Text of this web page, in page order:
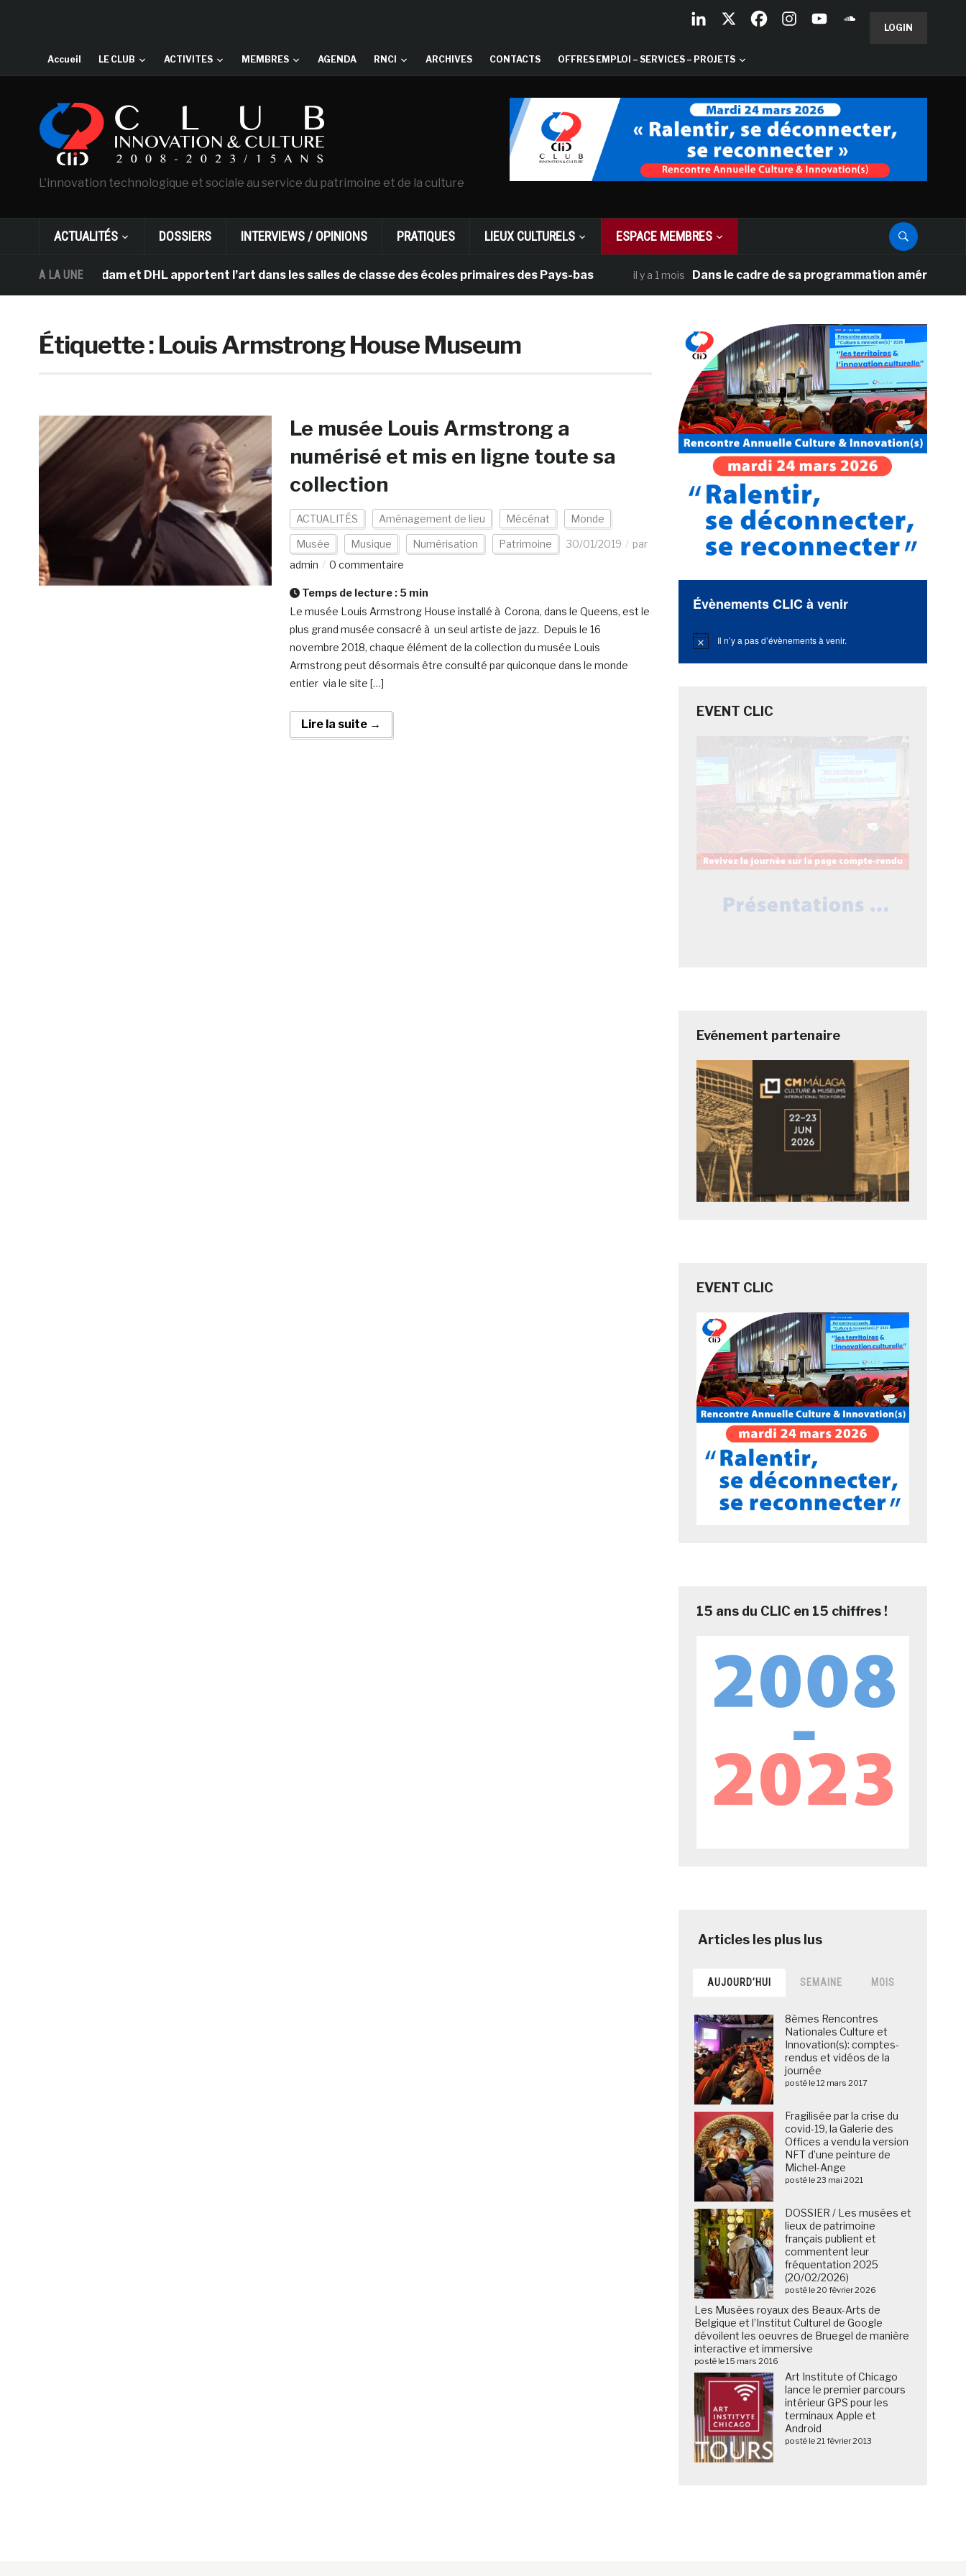
LOGIN
Accueil LE CLUB ACTIVITES MEMBRES AGENDA RNCI ARCHIVES CONTACTS OFFRES EMPLOI – SERVICES – PROJETS
L'innovation technologique et sociale au service du patrimoine et de la culture
ACTUALITÉS DOSSIERS INTERVIEWS / OPINIONS PRATIQUES LIEUX CULTURELS ESPACE MEMBRES
A LA UNE
d’Amsterdam et DHL apportent l’art dans les salles de classe des écoles primaires des Pays-bas il y a 1 mois Dans le cadre de sa programmation américaine,
Étiquette :Louis Armstrong House Museum
Le musée Louis Armstrong a
numérisé et mis en ligne toute sa
collection
ACTUALITÉS Aménagement de lieu Mécénat Monde
Musée Musique Numérisation Patrimoine 30/01/2019
par
admin
0 commentaire
Temps de lecture : 5 min
Le musée Louis Armstrong House installé à Corona, dans le Queens, est le
plus grand musée consacré à un seul artiste de jazz. Depuis le 16
novembre 2018, chaque élément de la collection du musée Louis
Armstrong peut désormais être consulté par quiconque dans le monde
entier via le site […]
Lire la suite →
Évènements CLIC à venir
Notice Il n’y a pas d’évènements à venir.
EVENT CLIC
Evénement partenaire
EVENT CLIC
15 ans du CLIC en 15 chiffres !
AUJOURD’HUI SEMAINE MOIS
8èmes Rencontres
Nationales Culture et
Innovation(s): comptes-
rendus et vidéos de la
journée
posté le 12 mars 2017
Fragilisée par la crise du
covid-19, la Galerie des
Offices a vendu la version
NFT d’une peinture de
Michel-Ange
posté le 23 mai 2021
DOSSIER / Les musées et
lieux de patrimoine
français publient et
commentent leur
fréquentation 2025
(20/02/2026)
posté le 20 février 2026
Les Musées royaux des Beaux-Arts de
Belgique et l’Institut Culturel de Google
dévoilent les oeuvres de Bruegel de manière
interactive et immersive
posté le 15 mars 2016
Art Institute of Chicago
lance le premier parcours
intérieur GPS pour les
terminaux Apple et
Android
posté le 21 février 2013